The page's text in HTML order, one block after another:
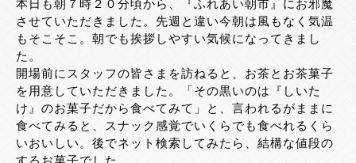
させていただきました。先週と違い今朝は風もなく気温
もそこそこ。朝でも挨拶しやすい気候になってきまし
た。
開場前にスタッフの皆さまを訪ねると、お茶とお茶菓子
を用意していただきました。「その黒いのは『しいた
け』のお菓子だから食べてみて」と、言われるがままに
食べてみると、スナック感覚でいくらでも食べれるくら
いおいしい。後でネット検索してみたら、結構な値段の
するお菓子でした。